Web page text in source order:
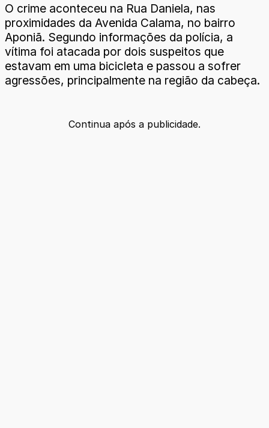
O crime aconteceu na Rua Daniela, nas
proximidades da Avenida Calama, no bairro
Aponiã. Segundo informações da polícia, a
vítima foi atacada por dois suspeitos que
estavam em uma bicicleta e passou a sofrer
agressões, principalmente na região da cabeça.
Continua após a publicidade.